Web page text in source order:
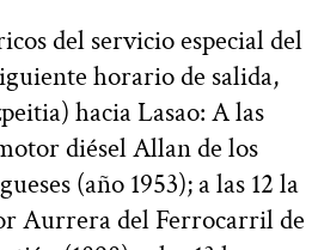
del servicio especial del
horario de salida,
hacia Lasao: A las
diésel Allan de los
(año 1953); a las 12 la
Aurrera del Ferrocarril de